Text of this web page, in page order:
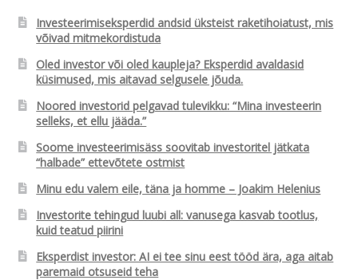
Investeerimiseksperdid andsid üksteist raketihoiatust, mis
võivad mitmekordistuda
Oled investor või oled kaupleja? Eksperdid avaldasid
küsimused, mis aitavad selgusele jõuda.
Noored investorid pelgavad tulevikku: “Mina investeerin
selleks, et ellu jääda.”
Soome investeerimisäss soovitab investoritel jätkata
“halbade” ettevõtete ostmist
Minu edu valem eile, täna ja homme – Joakim Helenius
Investorite tehingud luubi all: vanusega kasvab tootlus,
kuid teatud piirini
Eksperdist investor: AI ei tee sinu eest tööd ära, aga aitab
paremaid otsuseid teha